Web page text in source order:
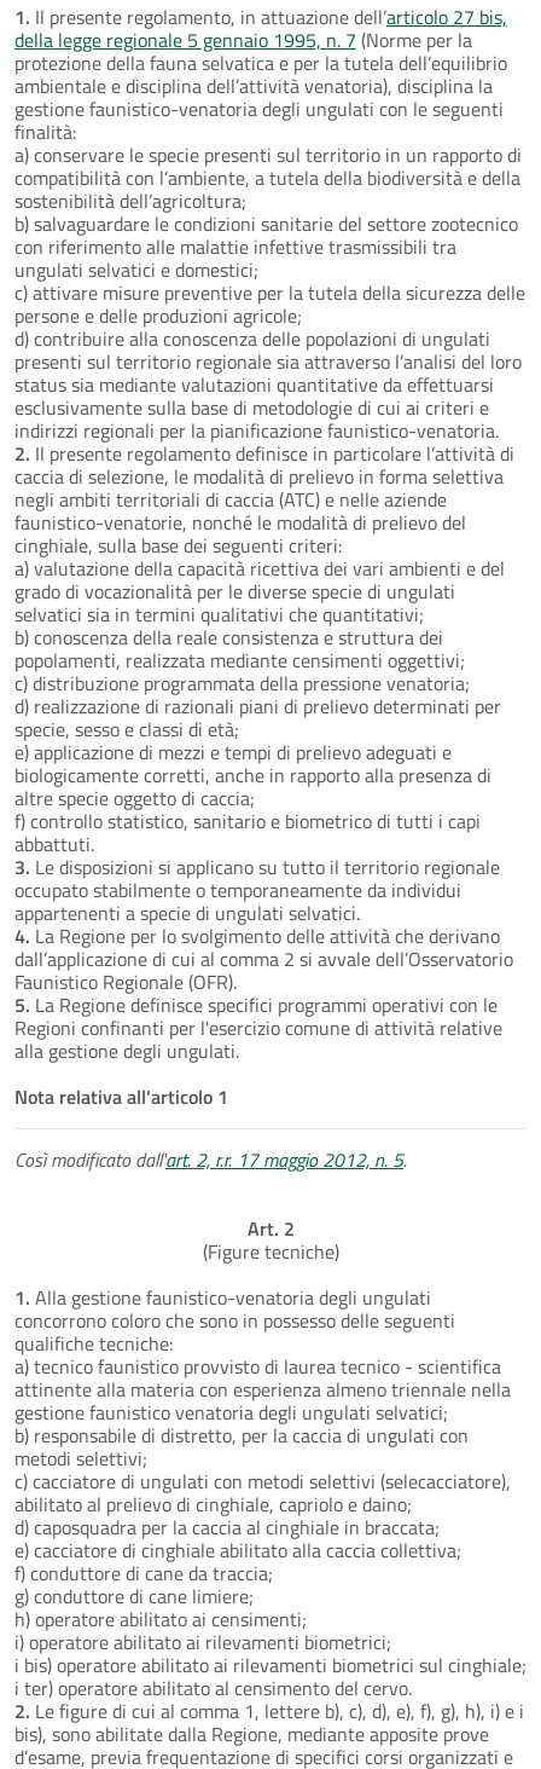
1. Il presente regolamento, in attuazione dell’articolo 27 bis,
della legge regionale 5 gennaio 1995, n. 7 (Norme per la
protezione della fauna selvatica e per la tutela dell’equilibrio
ambientale e disciplina dell’attività venatoria), disciplina la
gestione faunistico-venatoria degli ungulati con le seguenti
finalità:
a) conservare le specie presenti sul territorio in un rapporto di
compatibilità con l’ambiente, a tutela della biodiversità e della
sostenibilità dell’agricoltura;
b) salvaguardare le condizioni sanitarie del settore zootecnico
con riferimento alle malattie infettive trasmissibili tra
ungulati selvatici e domestici;
c) attivare misure preventive per la tutela della sicurezza delle
persone e delle produzioni agricole;
d) contribuire alla conoscenza delle popolazioni di ungulati
presenti sul territorio regionale sia attraverso l’analisi del loro
status sia mediante valutazioni quantitative da effettuarsi
esclusivamente sulla base di metodologie di cui ai criteri e
indirizzi regionali per la pianificazione faunistico-venatoria.
2. Il presente regolamento definisce in particolare l’attività di
caccia di selezione, le modalità di prelievo in forma selettiva
negli ambiti territoriali di caccia (ATC) e nelle aziende
faunistico-venatorie, nonché le modalità di prelievo del
cinghiale, sulla base dei seguenti criteri:
a) valutazione della capacità ricettiva dei vari ambienti e del
grado di vocazionalità per le diverse specie di ungulati
selvatici sia in termini qualitativi che quantitativi;
b) conoscenza della reale consistenza e struttura dei
popolamenti, realizzata mediante censimenti oggettivi;
c) distribuzione programmata della pressione venatoria;
d) realizzazione di razionali piani di prelievo determinati per
specie, sesso e classi di età;
e) applicazione di mezzi e tempi di prelievo adeguati e
biologicamente corretti, anche in rapporto alla presenza di
altre specie oggetto di caccia;
f) controllo statistico, sanitario e biometrico di tutti i capi
abbattuti.
3. Le disposizioni si applicano su tutto il territorio regionale
occupato stabilmente o temporaneamente da individui
appartenenti a specie di ungulati selvatici.
4. La Regione per lo svolgimento delle attività che derivano
dall’applicazione di cui al comma 2 si avvale dell’Osservatorio
Faunistico Regionale (OFR).
5. La Regione definisce specifici programmi operativi con le
Regioni confinanti per l'esercizio comune di attività relative
alla gestione degli ungulati.
Nota relativa all'articolo 1
Così modificato dall'art. 2, r.r. 17 maggio 2012, n. 5.
Art. 2
(Figure tecniche)
1. Alla gestione faunistico-venatoria degli ungulati
concorrono coloro che sono in possesso delle seguenti
qualifiche tecniche:
a) tecnico faunistico provvisto di laurea tecnico - scientifica
attinente alla materia con esperienza almeno triennale nella
gestione faunistico venatoria degli ungulati selvatici;
b) responsabile di distretto, per la caccia di ungulati con
metodi selettivi;
c) cacciatore di ungulati con metodi selettivi (selecacciatore),
abilitato al prelievo di cinghiale, capriolo e daino;
d) caposquadra per la caccia al cinghiale in braccata;
e) cacciatore di cinghiale abilitato alla caccia collettiva;
f) conduttore di cane da traccia;
g) conduttore di cane limiere;
h) operatore abilitato ai censimenti;
i) operatore abilitato ai rilevamenti biometrici;
i bis) operatore abilitato ai rilevamenti biometrici sul cinghiale;
i ter) operatore abilitato al censimento del cervo.
2. Le figure di cui al comma 1, lettere b), c), d), e), f), g), h), i) e i
bis), sono abilitate dalla Regione, mediante apposite prove
d’esame, previa frequentazione di specifici corsi organizzati e